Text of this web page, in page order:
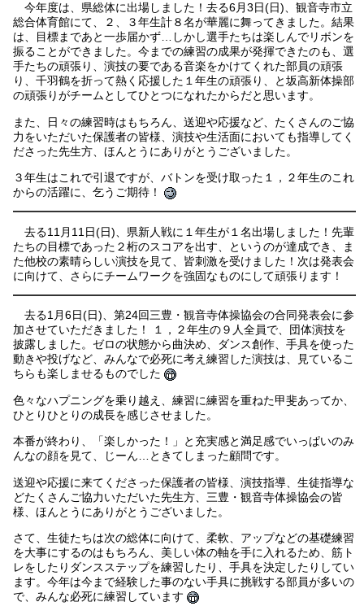
今年度は、県総体に出場しました！去る6月3日(日)、観音寺市立
総合体育館にて、２、３年生計８名が華麗に舞ってきました。結果
は、目標まであと一歩届かず…しかし選手たちは楽しんでリボンを
振ることができました。今までの練習の成果が発揮できたのも、選
手たちの頑張り、演技の要である音楽をかけてくれた部員の頑張
り、千羽鶴を折って熱く応援した１年生の頑張り、と坂高新体操部
の頑張りがチームとしてひとつになれたからだと思います。
また、日々の練習時はもちろん、送迎や応援など、たくさんのご協
力をいただいた保護者の皆様、演技や生活面においても指導してく
ださった先生方、ほんとうにありがとうございました。
３年生はこれで引退ですが、バトンを受け取った１，２年生のこれ
からの活躍に、乞うご期待！
去る11月11日(日)、県新人戦に１年生が１名出場しました！先輩
たちの目標であった２桁のスコアを出す、というのが達成でき、ま
た他校の素晴らしい演技を見て、皆刺激を受けました！次は発表会
に向けて、さらにチームワークを強固なものにして頑張ります！
去る1月6日(日)、第24回三豊・観音寺体操協会の合同発表会に参
加させていただきました！ １，２年生の９人全員で、団体演技を
披露しました。ゼロの状態から曲決め、ダンス創作、手具を使った
動きや投げなど、みんなで必死に考え練習した演技は、見ているこ
ちらも楽しませるものでした
色々なハプニングを乗り越え、練習に練習を重ねた甲斐あってか、
ひとりひとりの成長を感じさせました。
本番が終わり、「楽しかった！」と充実感と満足感でいっぱいのみ
んなの顔を見て、じーん…ときてしまった顧問です。
送迎や応援に来てくださった保護者の皆様、演技指導、生徒指導な
どたくさんご協力いただいた先生方、三豊・観音寺体操協会の皆
様、ほんとうにありがとうございました。
さて、生徒たちは次の総体に向けて、柔軟、アップなどの基礎練習
を大事にするのはもちろん、美しい体の軸を手に入れるため、筋ト
レをしたりダンスステップを練習したり、手具を決定したりしてい
ます。今年は今まで経験した事のない手具に挑戦する部員が多いの
で、みんな必死に練習しています